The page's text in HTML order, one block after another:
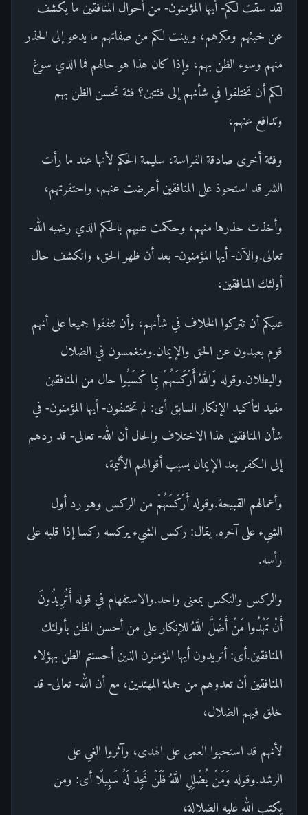
لقد سقت لكم- أيها المؤمنون- من أحوال المنافقين ما يكشف
عن خبثهم ومكرهم، وبينت لكم من صفاتهم ما يدعو إلى الحذر
منهم وسوء الظن بهم، وإذا كان هذا هو حالهم فما الذي سوغ
لكم أن تختلفوا في شأنهم إلى فئتين؟ فئة تحسن الظن بهم
وتدافع عنهم،
وفئة أخرى صادقة الفراسة، سليمة الحكم لأنها عند ما رأت
الشر قد استحوذ على المنافقين أعرضت عنهم، واحتقرتهم،
وأخذت حذرها منهم، وحكمت عليهم بالحكم الذي رضيه الله-
تعالى.والآن- أيها المؤمنون- بعد أن ظهر الحق، وانكشف حال
أولئك المنافقين،
عليكم أن تتركوا الخلاف في شأنهم، وأن تتفقوا جميعا على أنهم
قوم بعيدون عن الحق والإيمان.ومنغمسون في الضلال
والبطلان.وقوله وَاللَّهُ أَرْكَسَهُمْ بِما كَسَبُوا حال من المنافقين
مفيد لتأكيد الإنكار السابق أى: لم تختلفون- أيها المؤمنون- في
شأن المنافقين هذا الاختلاف والحال أن الله- تعالى- قد ردهم
إلى الكفر بعد الإيمان بسبب أقوالهم الأثيمة،
وأعمالهم القبيحة.وقوله أَرْكَسَهُمْ من الركس وهو رد أول
الشيء على آخره. يقال: ركس الشيء يركسه ركسا إذا قلبه على
رأسه.
والركس والنكس بمعنى واحد.والاستفهام في قوله أَتُرِيدُونَ
أَنْ تَهْدُوا مَنْ أَضَلَّ اللَّهُ للإنكار على من أحسن الظن بأولئك
المنافقين.أى: أتريدون أيها المؤمنون الذين أحسنتم الظن بهؤلاء
المنافقين أن تعدوهم من جملة المهتدين، مع أن الله- تعالى- قد
خلق فيهم الضلال،
لأنهم قد استحبوا العمى على الهدى، وآثروا الغي على
الرشد.وقوله وَمَنْ يُضْلِلِ اللَّهُ فَلَنْ تَجِدَ لَهُ سَبِيلًا أى: ومن
يكتب الله عليه الضلالة،